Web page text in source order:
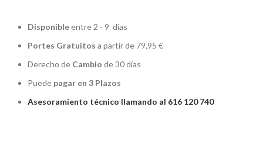
Disponibleentre 2 - 9 días
Portes Gratuitos a partir de 79,95 €
Derecho de Cambio de 30 días
Puede pagar en 3 Plazos
Asesoramiento técnico llamando al 616 120 740